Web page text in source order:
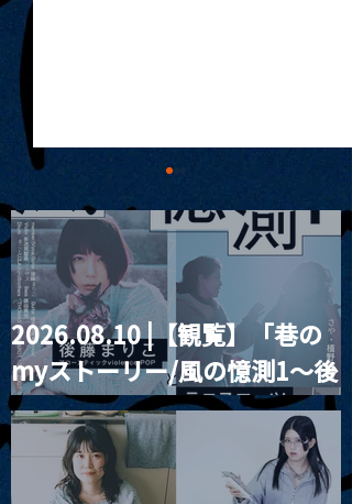
MoonRomantic
Channel1周年記念Live
2026.08.10 |【観覧】「巷の
myストーリー/風の憶測1～後
藤まりこアコースティック
violence POPとテニスコー
ツ」